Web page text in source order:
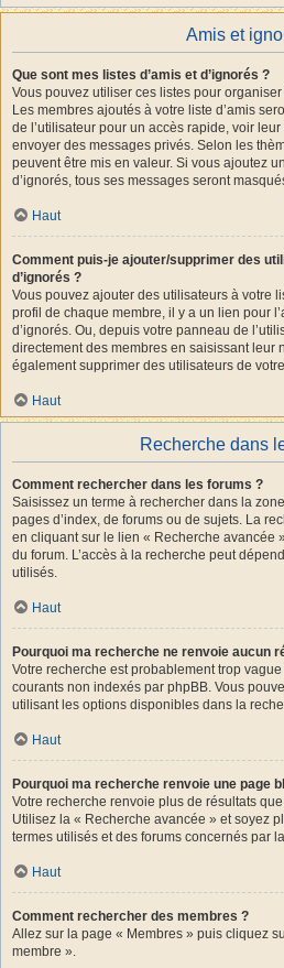
Amis et
Que sont mes listes d’amis et d’ignorés ?
Vous pouvez utiliser ces listes pour
Les membres ajoutés à votre liste d’amis
de l’utilisateur pour un accès rapide, voir
envoyer des messages privés. Selon les
peuvent être mis en valeur. Si vous ajoutez
d’ignorés, tous ses messages seront
Haut
Comment puis-je ajouter/supprimer des
d’ignorés ?
Vous pouvez ajouter des utilisateurs à votre
profil de chaque membre, il y a un lien pour
d’ignorés. Ou, depuis votre panneau de
directement des membres en saisissant leur
également supprimer des utilisateurs de
Haut
Recherche dans
Comment rechercher dans les forums ?
Saisissez un terme à rechercher dans la
pages d’index, de forums ou de sujets. La
en cliquant sur le lien « Recherche avancée
du forum. L’accès à la recherche peut
utilisés.
Haut
Pourquoi ma recherche ne renvoie aucun
Votre recherche est probablement trop
courants non indexés par phpBB. Vous
utilisant les options disponibles dans la
Haut
Pourquoi ma recherche renvoie une page
Votre recherche renvoie plus de résultats
Utilisez la « Recherche avancée » et soyez
termes utilisés et des forums concernés par
Haut
Comment rechercher des membres ?
Allez sur la page « Membres » puis cliquez
membre ».